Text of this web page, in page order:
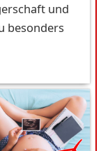
und
besonders